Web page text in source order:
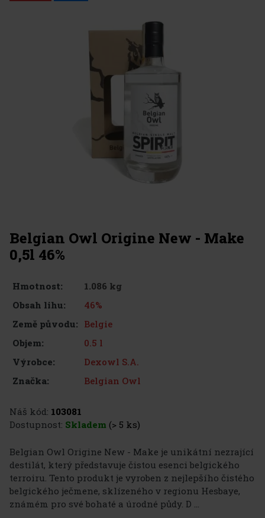
Belgian Owl Origine New - Make
0,5l 46%
Hmotnost:
1.086 kg
Obsah lihu:
46%
Země původu: Belgie
Objem:
0.5 l
Výrobce:
Dexowl S.A.
Značka:
Belgian Owl
Náš kód: 103081
Dostupnost: Skladem (> 5 ks)
Belgian Owl Origine New - Make je unikátní nezrající
destilát, který představuje čistou esenci belgického
terroiru. Tento produkt je vyroben z nejlepšího čistého
belgického ječmene, sklízeného v regionu Hesbaye,
známém pro své bohaté a úrodné půdy. D ...